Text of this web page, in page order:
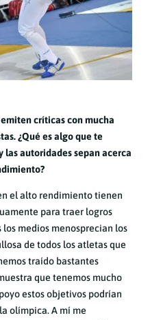
críticas con mucha
¿Qué es algo que te
las autoridades sepan acerca
el alto rendimiento tienen
para traer logros
los medios menosprecian los
de todos los atletas que
traído bastantes
que tenemos mucho
estos objetivos podrían
olímpica. A mí me